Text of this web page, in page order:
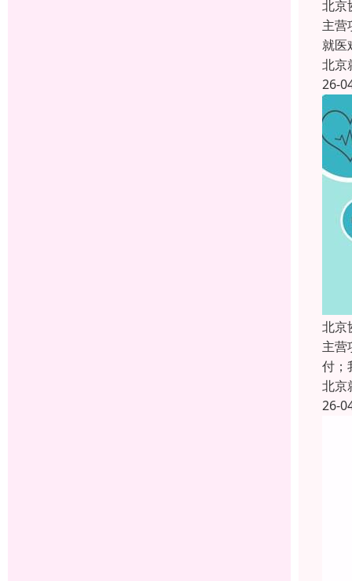
北京
主营
就医
北京
26-
北京
主营
付；
北京
26-